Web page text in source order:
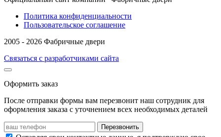
Политика конфиденциальности
Пользовательское соглашение
2005 - 2026 Фабричные двери
Связаться с разработчиками сайта
Оформить заказ
После отправки формы вам перезвонит наш сотрудник для
оформления заказа с уточнением всех необходимых деталей
Перезвонить